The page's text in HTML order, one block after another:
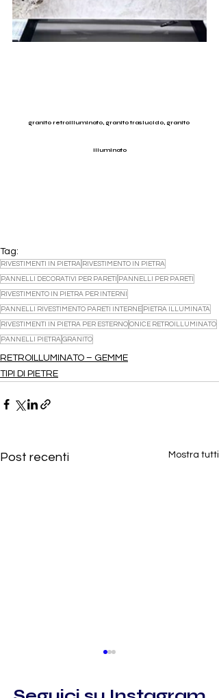
granito retroilluminato, granito traslucido, granito
illuminato
Tag:
RIVESTIMENTI IN PIETRA RIVESTIMENTO IN PIETRA
PANNELLI DECORATIVI PER PARETI PANNELLI PER PARETI
RIVESTIMENTO IN PIETRA PER INTERNI
PANNELLI RIVESTIMENTO PARETI INTERNE PIETRA ILLUMINATA
RIVESTIMENTI IN PIETRA PER ESTERNO ONICE RETROILLUMINATO
PANNELLI PIETRA GRANITO
RETROILLUMINATO – GEMME
TIPI DI PIETRE
Post recenti Mostra tutti